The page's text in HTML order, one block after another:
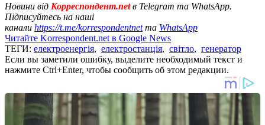
Новини від Корреспондент.netв Telegram та WhatsApp.
Підписуйтесь на наші
канали https://t.me/korrespondentnetта WhatsApp
Читайте Korrespondent.net в Google News
ТЕГИ: електроенергія, електростанція, світло, генератор
Если вы заметили ошибку, выделите необходимый текст и
нажмите Ctrl+Enter, чтобы сообщить об этом редакции.